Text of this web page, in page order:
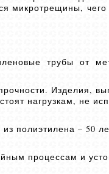
микротрещины,
трубы от
Изделия,
нагрузкам,
полиэтилена – 50
процессам и